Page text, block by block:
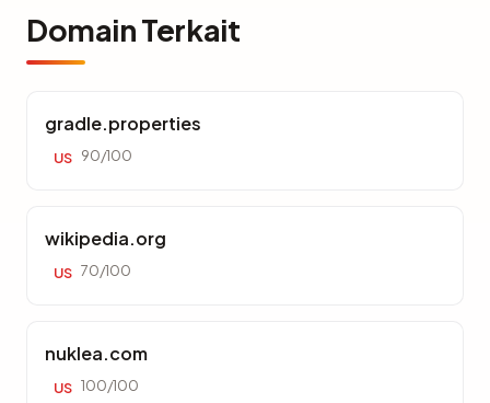
Domain Terkait
gradle.properties
US 90/100
wikipedia.org
US 70/100
nuklea.com
US 100/100